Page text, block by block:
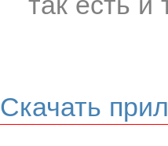
Скачать